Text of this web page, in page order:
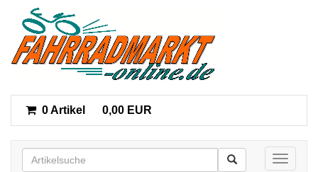
0 Artikel 0,00 EUR
Toggle